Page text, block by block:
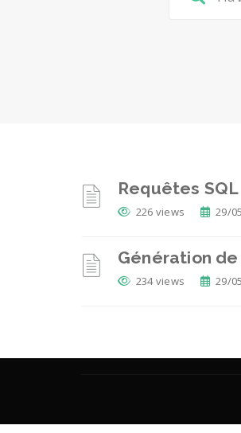
Requêtes
226 views 29/
Génération
234 views 29/